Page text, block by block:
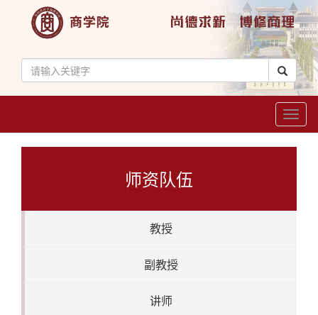
师资队伍
教授
副教授
讲师